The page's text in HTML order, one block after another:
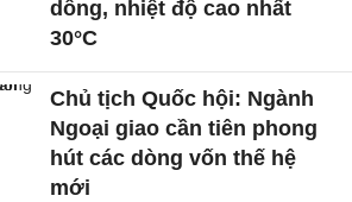
dông, nhiệt độ cao nhất
30°C
Chủ tịch Quốc hội: Ngành
Ngoại giao cần tiên phong
hút các dòng vốn thế hệ
mới